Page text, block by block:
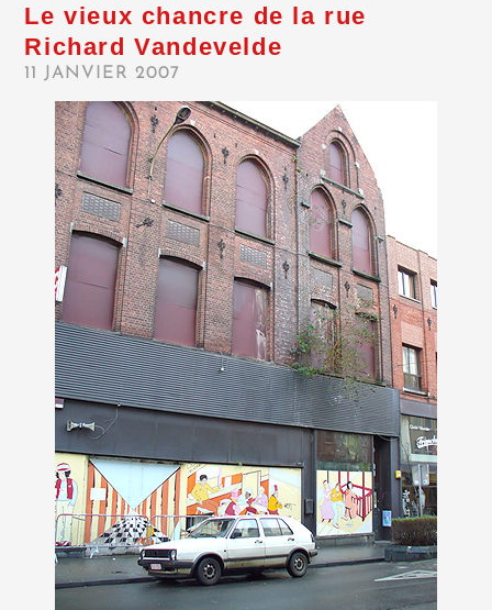
Le vieux chancre de la rue
Richard Vandevelde
11 JANVIER 2007